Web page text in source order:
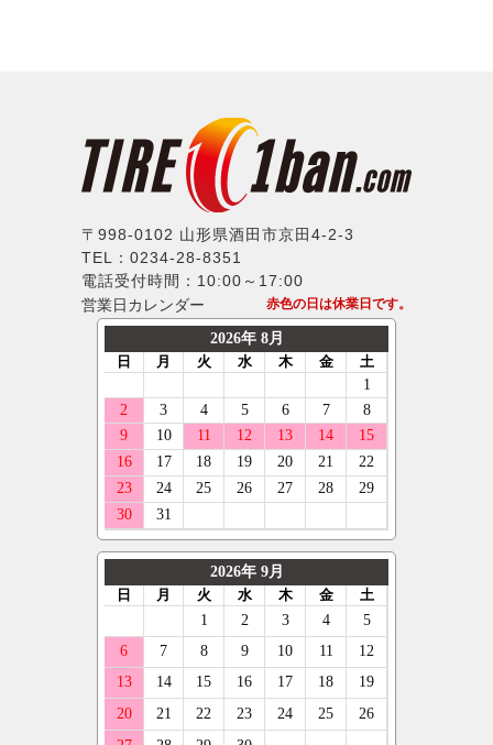
〒998-0102 山形県酒田市京田4-2-3
TEL：0234-28-8351
電話受付時間：10:00～17:00
営業日カレンダー
赤色の日は休業日です。